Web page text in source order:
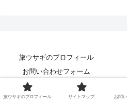
旅ウサギのプロフィール
お問い合わせフォーム
Copyright © 2023 NextTrip
旅ウサギのプロフィール サイトマップ お問